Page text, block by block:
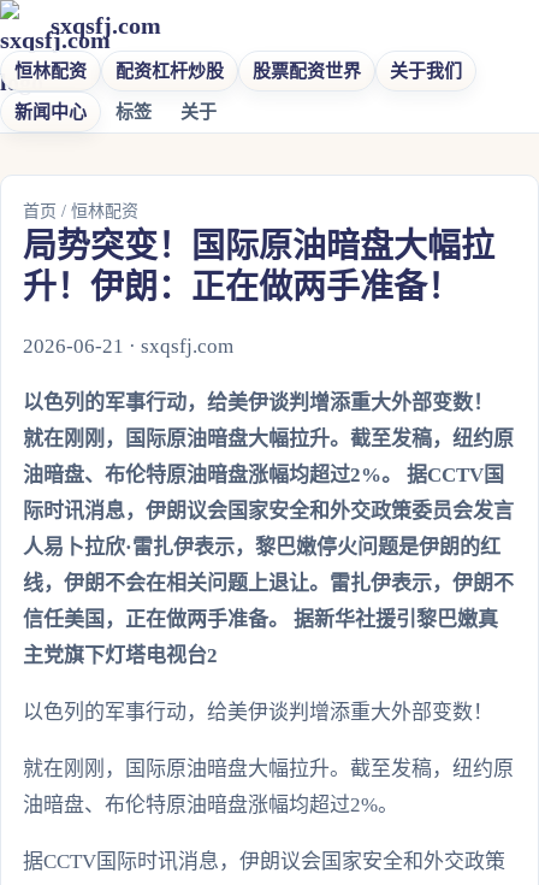
sxqsfj.com
恒林配资 配资杠杆炒股 股票配资世界 关于我们
新闻中心 标签 关于
首页 / 恒林配资
局势突变！国际原油暗盘大幅拉
升！伊朗：正在做两手准备！
2026-06-21 · sxqsfj.com
以色列的军事行动，给美伊谈判增添重大外部变数！
就在刚刚，国际原油暗盘大幅拉升。截至发稿，纽约原
油暗盘、布伦特原油暗盘涨幅均超过2%。 据CCTV国
际时讯消息，伊朗议会国家安全和外交政策委员会发言
人易卜拉欣·雷扎伊表示，黎巴嫩停火问题是伊朗的红
线，伊朗不会在相关问题上退让。雷扎伊表示，伊朗不
信任美国，正在做两手准备。 据新华社援引黎巴嫩真
主党旗下灯塔电视台2
以色列的军事行动，给美伊谈判增添重大外部变数！
就在刚刚，国际原油暗盘大幅拉升。截至发稿，纽约原
油暗盘、布伦特原油暗盘涨幅均超过2%。
据CCTV国际时讯消息，伊朗议会国家安全和外交政策